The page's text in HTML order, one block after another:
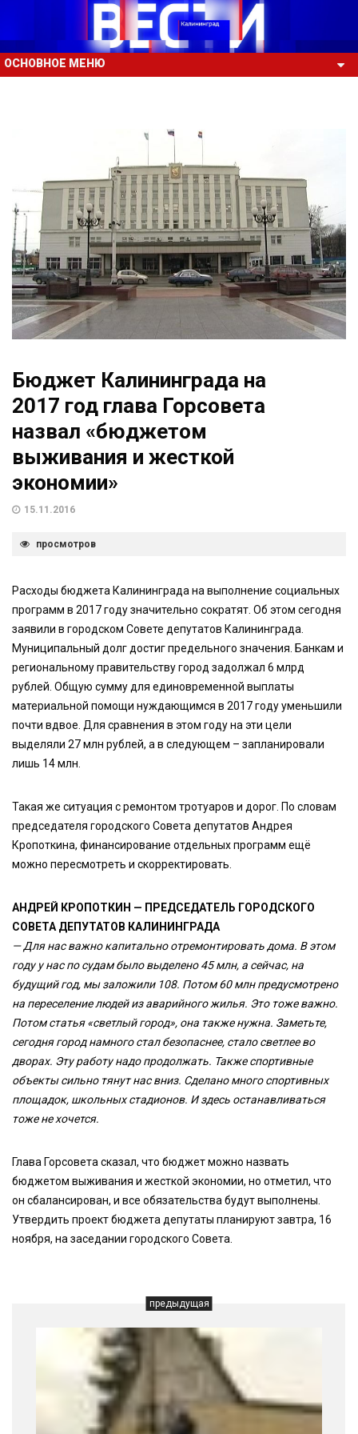
ОСНОВНОЕ МЕНЮ
Бюджет Калининграда на
2017 год глава Горсовета
назвал «бюджетом
выживания и жесткой
экономии»
15.11.2016
просмотров
Расходы бюджета Калининграда на выполнение социальных
программ в 2017 году значительно сократят. Об этом сегодня
заявили в городском Совете депутатов Калининграда.
Муниципальный долг достиг предельного значения. Банкам и
региональному правительству город задолжал 6 млрд
рублей. Общую сумму для единовременной выплаты
материальной помощи нуждающимся в 2017 году уменьшили
почти вдвое. Для сравнения в этом году на эти цели
выделяли 27 млн рублей, а в следующем – запланировали
лишь 14 млн.
Такая же ситуация с ремонтом тротуаров и дорог. По словам
председателя городского Совета депутатов Андрея
Кропоткина, финансирование отдельных программ ещё
можно пересмотреть и скорректировать.
АНДРЕЙ КРОПОТКИН — ПРЕДСЕДАТЕЛЬ ГОРОДСКОГО
СОВЕТА ДЕПУТАТОВ КАЛИНИНГРАДА
— Для нас важно капитально отремонтировать дома. В этом
году у нас по судам было выделено 45 млн, а сейчас, на
будущий год, мы заложили 108. Потом 60 млн предусмотрено
на переселение людей из аварийного жилья. Это тоже важно.
Потом статья «светлый город», она также нужна. Заметьте,
сегодня город намного стал безопаснее, стало светлее во
дворах. Эту работу надо продолжать. Также спортивные
объекты сильно тянут нас вниз. Сделано много спортивных
площадок, школьных стадионов. И здесь останавливаться
тоже не хочется.
Глава Горсовета сказал, что бюджет можно назвать
бюджетом выживания и жесткой экономии, но отметил, что
он сбалансирован, и все обязательства будут выполнены.
Утвердить проект бюджета депутаты планируют завтра, 16
ноября, на заседании городского Совета.
предыдущая